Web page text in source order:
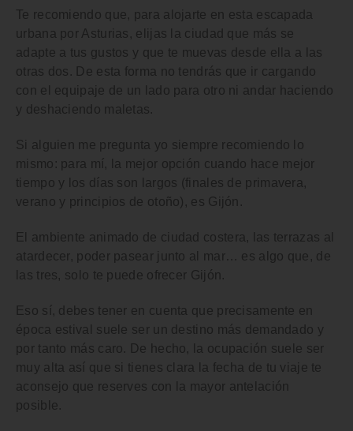
Te recomiendo que, para alojarte en esta escapada
urbana por Asturias, elijas la ciudad que más se
adapte a tus gustos y que te muevas desde ella a las
otras dos. De esta forma no tendrás que ir cargando
con el equipaje de un lado para otro ni andar haciendo
y deshaciendo maletas.
Si alguien me pregunta yo siempre recomiendo lo
mismo: para mí, la mejor opción cuando hace mejor
tiempo y los días son largos (finales de primavera,
verano y principios de otoño), es Gijón .
El ambiente animado de ciudad costera, las terrazas al
atardecer, poder pasear junto al mar… es algo que, de
las tres, solo te puede ofrecer Gijón.
Eso sí, debes tener en cuenta que precisamente en
época estival suele ser un destino más demandado y
por tanto más caro. De hecho, la ocupación suele ser
muy alta así que si tienes clara la fecha de tu viaje te
aconsejo que reserves con la mayor antelación
posible.